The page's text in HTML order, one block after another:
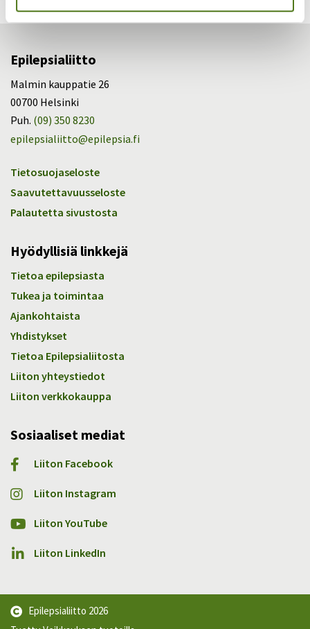
Epilepsialiitto
Malmin kauppatie 26
00700 Helsinki
Puh. (09) 350 8230
epilepsialiitto@epilepsia.fi
Tietosuojaseloste
Saavutettavuusseloste
Palautetta sivustosta
Hyödyllisiä linkkejä
Tietoa epilepsiasta
Tukea ja toimintaa
Ajankohtaista
Yhdistykset
Tietoa Epilepsialiitosta
Liiton yhteystiedot
Liiton verkkokauppa
Sosiaaliset mediat
Liiton Facebook
Liiton Instagram
Liiton YouTube
Liiton LinkedIn
Epilepsialiitto 2026